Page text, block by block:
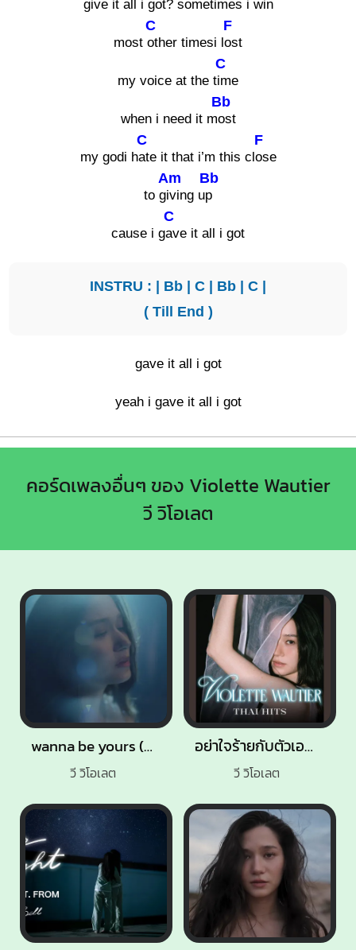
give it all i got? sometimes i win
most
C
other timesi l
F
ost
my voice at the t
C
ime
when i need it m
Bb
ost
my godi h
C
ate it that i’m this cl
F
ose
to g
Am
iving u
Bb
p
cause i g
C
ave it all i got
INSTRU : | Bb | C | Bb | C |
( Till End )
gave it all i got
yeah i gave it all i got
คอร์ดเพลงอื่นๆ ของ Violette Wautier
วี วิโอเลต
wanna be yours (อยากให้เธอรัก)
วี วิโอเลต
อย่าใจร้ายกับตัวเอง (It’s Okay)
วี วิโอเลต